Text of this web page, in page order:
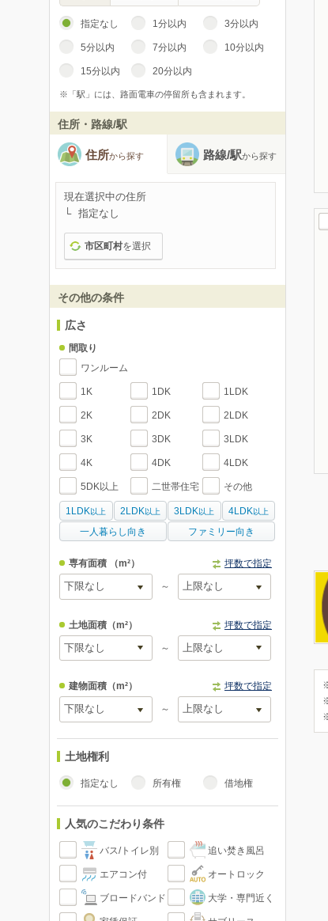
指定なし 1分以内 3分以内
5分以内 7分以内 10分以内
15分以内 20分以内
※「駅」には、路面電車の停留所も含まれます。
住所・路線/駅
住所から探す 路線/駅から探す
現在選択中の住所
指定なし
市区町村を選択
その他の条件
広さ
間取り
ワンルーム
1K 1DK 1LDK
2K 2DK 2LDK
3K 3DK 3LDK
4K 4DK 4LDK
5DK以上 二世帯住宅 その他
1LDK以上 2LDK 以上 3LDK以上 4LDK 以上
一人暮らし向き ファミリー向き
専有面積 （m²） 坪数で指定
～
土地面積（m²） 坪数で指定
～
建物面積（m²） 坪数で指定
～
土地権利
指定なし 所有権 借地権
人気のこだわり条件
バス/トイレ別 追い焚き風呂
エアコン付 オートロック
ブロードバンド 大学・専門近く